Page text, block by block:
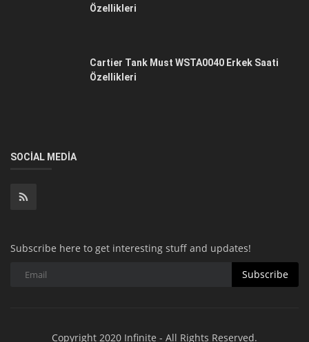
Özellikleri
Cartier Tank Must WSTA0040 Erkek Saati
Özellikleri
SOCIAL MEDIA
Subscribe here to get interesting stuff and updates!
Subscribe
Copyright 2020 Infinite - All Rights Reserved.